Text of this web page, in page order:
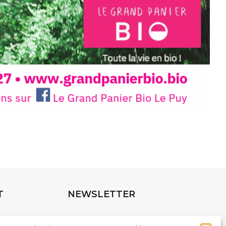
INTERVIEW
les rues, les caves, les granges
NEWSLETTER